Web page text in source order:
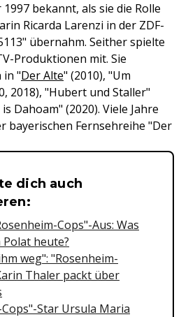
bekannt, als sie die Rolle
Ricarda Larenzi in der ZDF-
übernahm. Seither spielte
Produktionen mit. Sie
in "Der Alte" (2010), "Um
2018), "Hubert und Staller"
Dahoam" (2020). Viele Jahre
bayerischen Fernsehreihe "Der
&
dich auch
Cops"-Aus: Was
Polat heute?
weg": "Rosenheim-
Thaler packt über
Star Ursula Maria